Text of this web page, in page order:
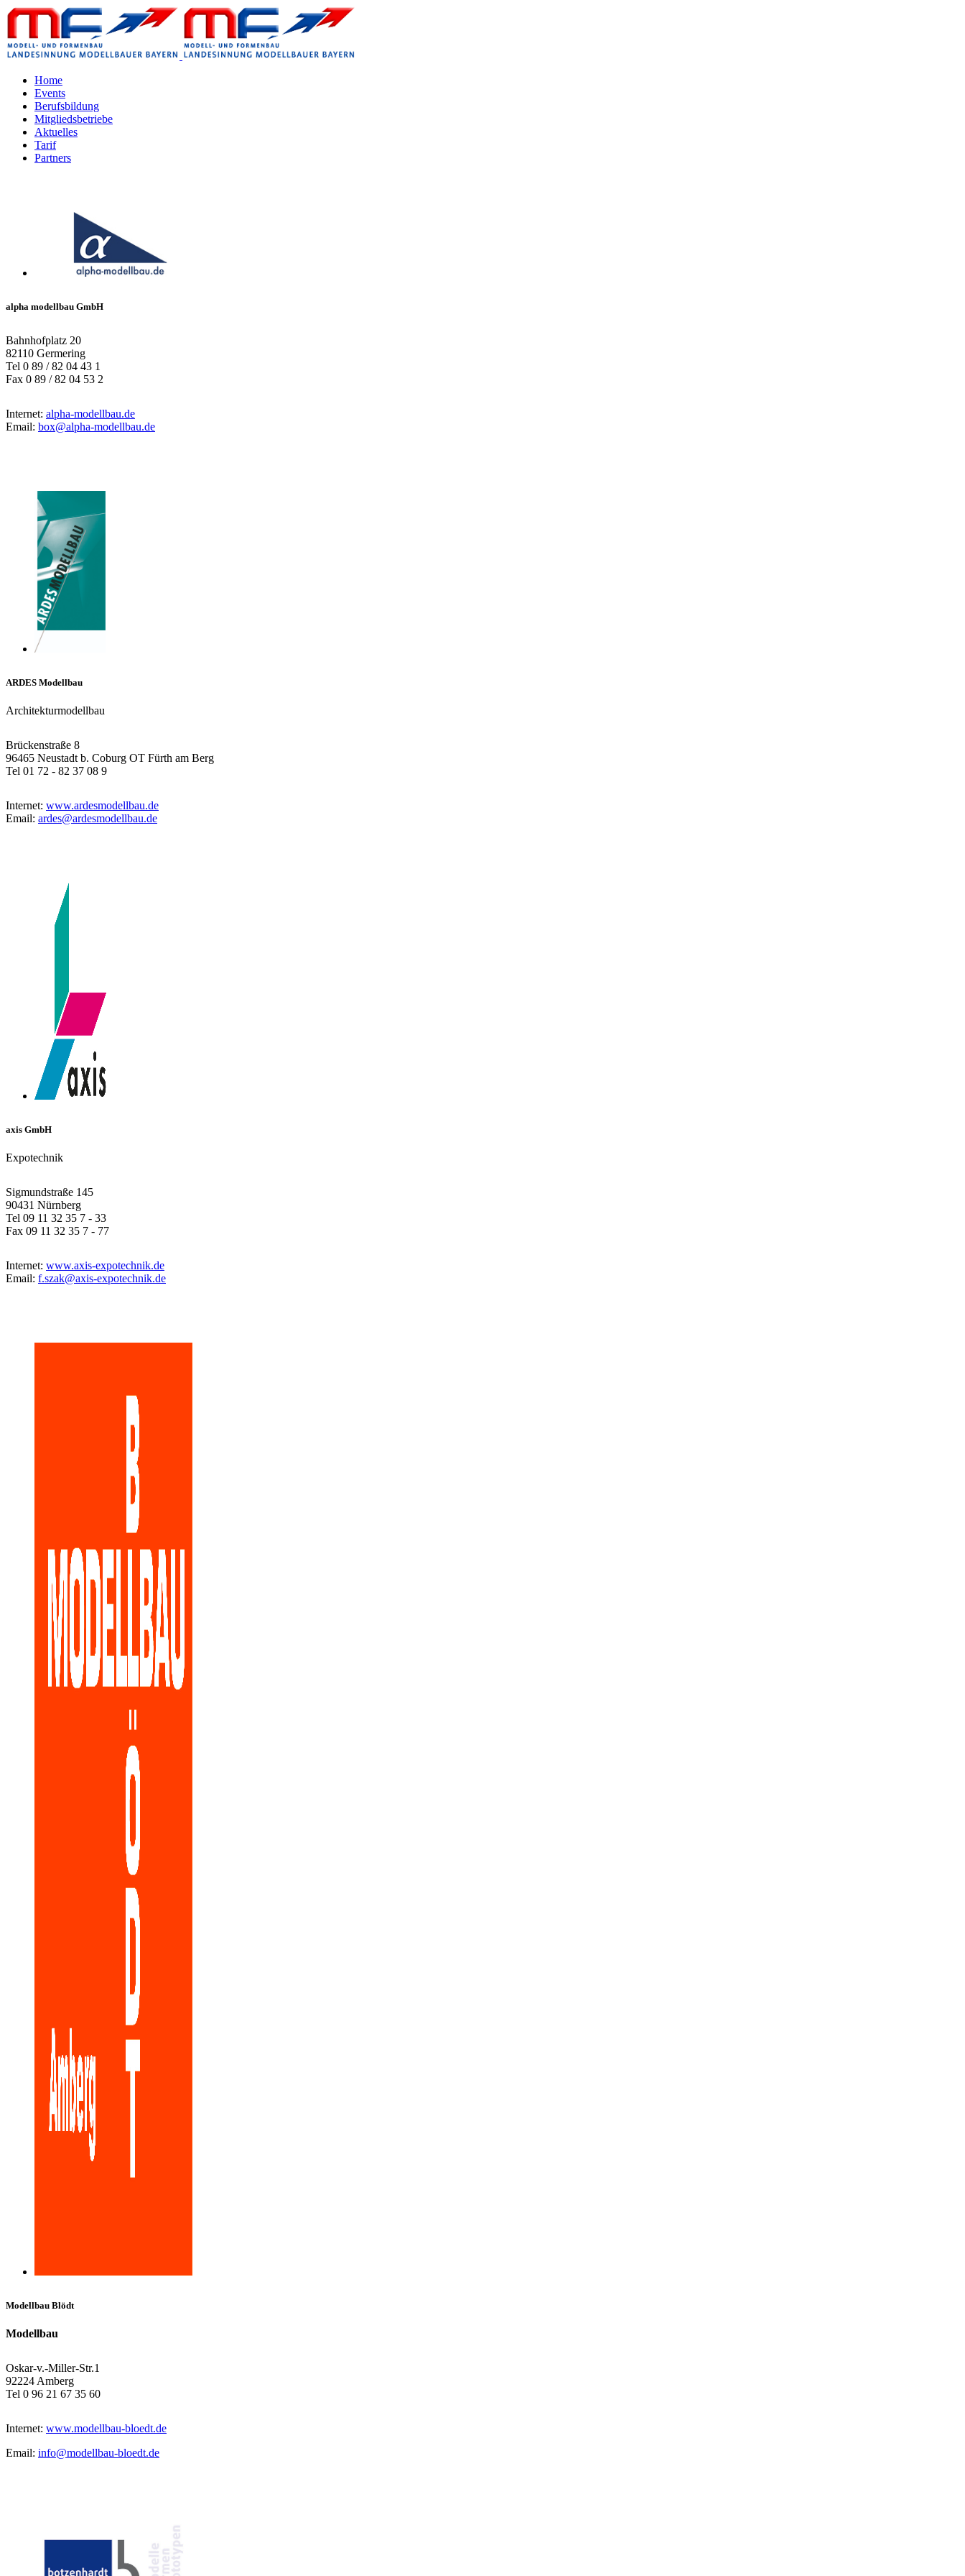
Home
Events
Berufsbildung
Mitgliedsbetriebe
Aktuelles
Tarif
Partners
alpha modellbau GmbH
Bahnhofplatz 20
82110 Germering
Tel 0 89 / 82 04 43 1
Fax 0 89 / 82 04 53 2
Internet: alpha-modellbau.de
Email: box@alpha-modellbau.de
ARDES Modellbau
Architekturmodellbau
Brückenstraße 8
96465 Neustadt b. Coburg OT Fürth am Berg
Tel 01 72 - 82 37 08 9
Internet: www.ardesmodellbau.de
Email: ardes@ardesmodellbau.de
axis GmbH
Expotechnik
Sigmundstraße 145
90431 Nürnberg
Tel 09 11 32 35 7 - 33
Fax 09 11 32 35 7 - 77
Internet: www.axis-expotechnik.de
Email: f.szak@axis-expotechnik.de
Modellbau Blödt
Modellbau
Oskar-v.-Miller-Str.1
92224 Amberg
Tel 0 96 21 67 35 60
Internet: www.modellbau-bloedt.de
Email: info@modellbau-bloedt.de